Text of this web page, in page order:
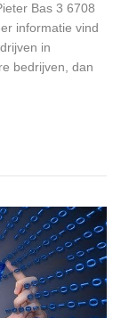
Bas 3 6708
informatie vind
in
bedrijven, dan